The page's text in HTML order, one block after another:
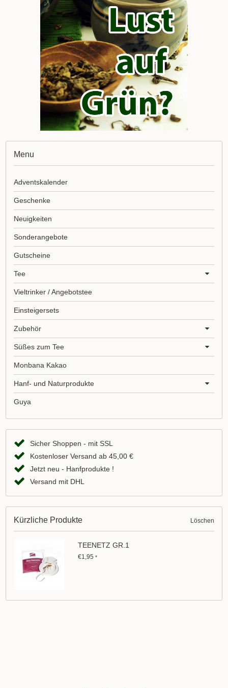
Menu
Adventskalender
Geschenke
Neuigkeiten
Sonderangebote
Gutscheine
Tee
Vieltrinker / Angebotstee
Einsteigersets
Zubehör
Süßes zum Tee
Monbana Kakao
Hanf- und Naturprodukte
Guya
Sicher Shoppen - mit SSL
Kostenloser Versand ab 45,00 €
Jetzt neu - Hanfprodukte !
Versand mit DHL
Kürzliche Produkte Löschen
TEENETZ GR.1
€1,95*